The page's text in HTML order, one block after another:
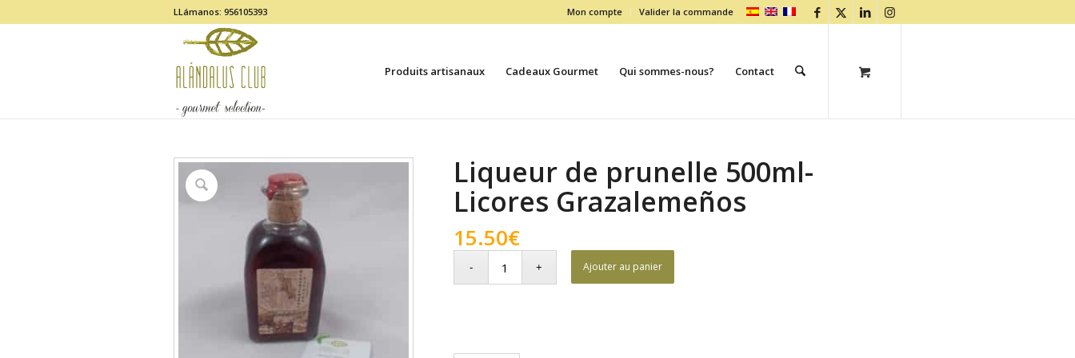
Mon compte Valider la commande
LLámanos: 956105393
Produits artisanaux Cadeaux Gourmet Qui sommes-nous? Contact
Liqueur de prunelle 500ml-
Licores Grazalemeños
15.50€
Ajouter au panier